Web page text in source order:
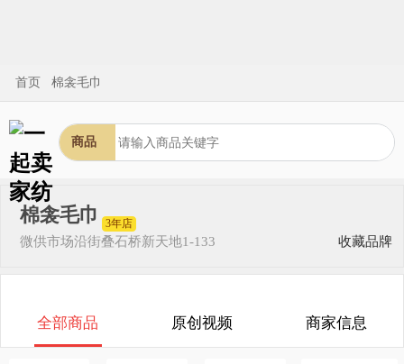
首页 棉衾毛巾
商品
棉衾毛巾 3年店
微供市场沿街叠石桥新天地1-133 收藏品牌
全部商品 原创视频 商家信息